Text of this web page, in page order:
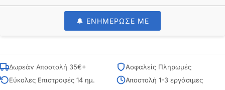
🔔 ΕΝΗΜΕΡΩΣΕ ΜΕ
Δωρεάν Αποστολή 35€+
Ασφαλείς Πληρωμές
Εύκολες Επιστροφές 14 ημ.
Αποστολή 1-3 εργάσιμες